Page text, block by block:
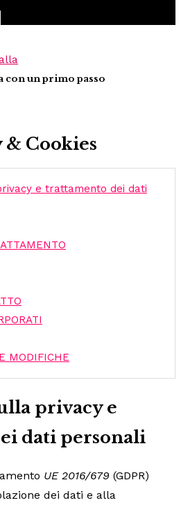
con un primo passo
Cookies
e trattamento dei dati
MODIFICHE
privacy e
dati personali
UE 2016/679 (GDPR)
dei dati e alla